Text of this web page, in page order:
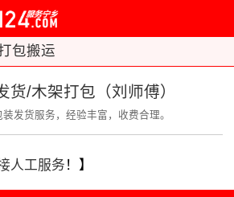
包搬运
货/木架打包（刘师傅）
发货服务，经验丰富，收费合理。
人工服务 ！】